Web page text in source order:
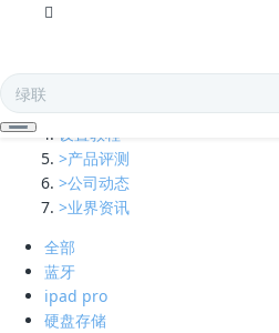
凯发娱乐全球的技术支持
设置教程
>产品评测
>公司动态
>业界资讯
全部
蓝牙
ipad pro
硬盘存储